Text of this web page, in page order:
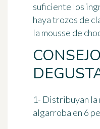
suficiente los
haya trozos de
la mousse de
1- Distribuyan la
algarroba en 6